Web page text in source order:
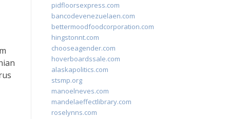
pidfloorsexpress.com
bancodevenezuelaen.com
bettermoodfoodcorporation.com
hingstonnt.com
chooseagender.com
hoverboardssale.com
alaskapolitics.com
stsmp.org
manoelneves.com
mandelaeffectlibrary.com
roselynns.com